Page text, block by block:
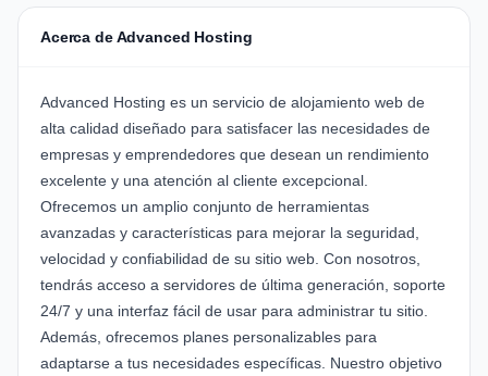
Acerca de Advanced Hosting
Advanced Hosting es un servicio de alojamiento web de
alta calidad diseñado para satisfacer las necesidades de
empresas y emprendedores que desean un rendimiento
excelente y una atención al cliente excepcional.
Ofrecemos un amplio conjunto de herramientas
avanzadas y características para mejorar la seguridad,
velocidad y confiabilidad de su sitio web. Con nosotros,
tendrás acceso a servidores de última generación, soporte
24/7 y una interfaz fácil de usar para administrar tu sitio.
Además, ofrecemos planes personalizables para
adaptarse a tus necesidades específicas. Nuestro objetivo